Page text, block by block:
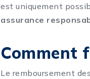
est uniquement
assurance
Comment
Le remboursement